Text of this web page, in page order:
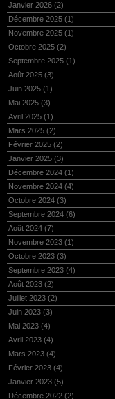
Janvier 2026 (2)
Décembre 2025 (1)
Novembre 2025 (1)
Octobre 2025 (2)
Septembre 2025 (1)
Août 2025 (3)
Juin 2025 (1)
Mai 2025 (3)
Avril 2025 (1)
Mars 2025 (2)
Février 2025 (2)
Janvier 2025 (3)
Décembre 2024 (1)
Novembre 2024 (4)
Octobre 2024 (3)
Septembre 2024 (6)
Août 2024 (7)
Novembre 2023 (1)
Octobre 2023 (3)
Septembre 2023 (4)
Août 2023 (2)
Juillet 2023 (2)
Juin 2023 (3)
Mai 2023 (4)
Avril 2023 (4)
Mars 2023 (4)
Février 2023 (4)
Janvier 2023 (5)
Décembre 2022 (2)